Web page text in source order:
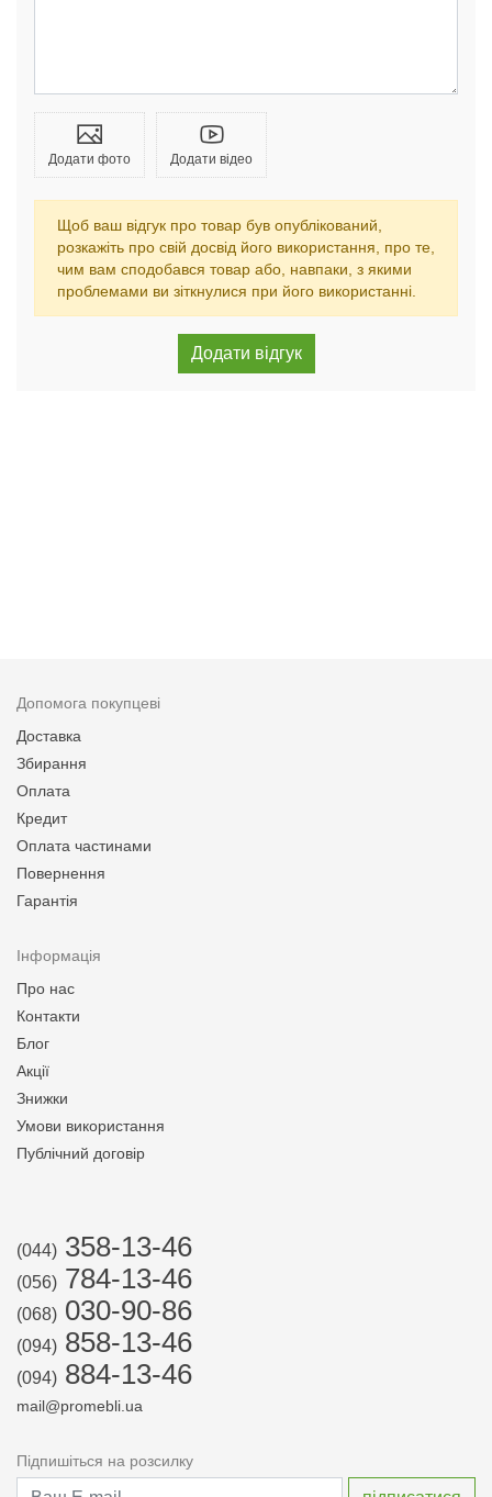
Додати фото Додати відео
Щоб ваш відгук про товар був опублікований,
розкажіть про свій досвід його використання, про те,
чим вам сподобався товар або, навпаки, з якими
проблемами ви зіткнулися при його використанні.
Допомога покупцеві
Доставка
Збирання
Оплата
Кредит
Оплата частинами
Повернення
Гарантія
Інформація
Про нас
Контакти
Блог
Акції
Знижки
Умови використання
Публічний договір
(044) 358-13-46
(056) 784-13-46
(068) 030-90-86
(094) 858-13-46
(094) 884-13-46
mail@promebli.ua
Підпишіться на розсилку